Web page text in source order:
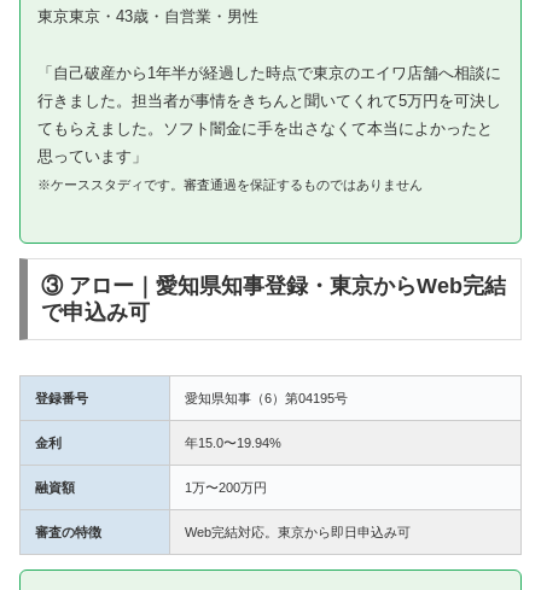
東京東京・43歳・自営業・男性
「自己破産から1年半が経過した時点で東京のエイワ店舗へ相談に
行きました。担当者が事情をきちんと聞いてくれて5万円を可決し
てもらえました。ソフト闇金に手を出さなくて本当によかったと
思っています」
※ケーススタディです。審査通過を保証するものではありません
③ アロー｜愛知県知事登録・東京からWeb完結
で申込み可
登録番号 愛知県知事（6）第04195号
金利 年15.0〜19.94%
融資額 1万〜200万円
審査の特徴 Web完結対応。東京から即日申込み可